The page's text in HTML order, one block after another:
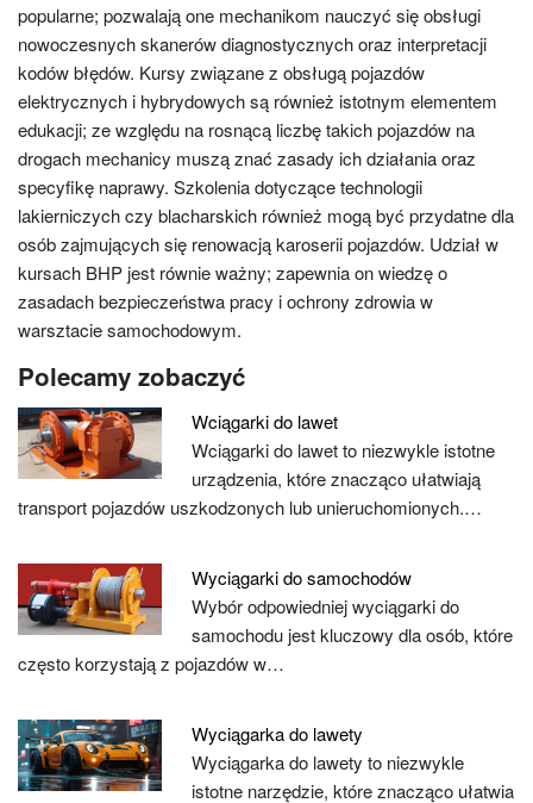
popularne; pozwalają one mechanikom nauczyć się obsługi
nowoczesnych skanerów diagnostycznych oraz interpretacji
kodów błędów. Kursy związane z obsługą pojazdów
elektrycznych i hybrydowych są również istotnym elementem
edukacji; ze względu na rosnącą liczbę takich pojazdów na
drogach mechanicy muszą znać zasady ich działania oraz
specyfikę naprawy. Szkolenia dotyczące technologii
lakierniczych czy blacharskich również mogą być przydatne dla
osób zajmujących się renowacją karoserii pojazdów. Udział w
kursach BHP jest równie ważny; zapewnia on wiedzę o
zasadach bezpieczeństwa pracy i ochrony zdrowia w
warsztacie samochodowym.
Polecamy zobaczyć
Wciągarki do lawet
Wciągarki do lawet to niezwykle istotne
urządzenia, które znacząco ułatwiają
transport pojazdów uszkodzonych lub unieruchomionych.…
Wyciągarki do samochodów
Wybór odpowiedniej wyciągarki do
samochodu jest kluczowy dla osób, które
często korzystają z pojazdów w…
Wyciągarka do lawety
Wyciągarka do lawety to niezwykle
istotne narzędzie, które znacząco ułatwia